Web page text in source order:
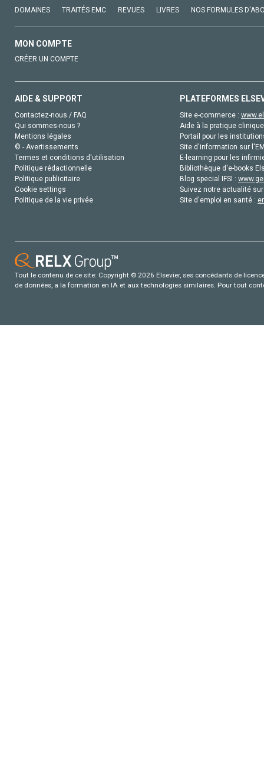
DOMAINES TRAITÉS EMC REVUES LIVRES NOS FORMULES
MON COMPTE
CRÉER UN COMPTE
AIDE & SUPPORT
Contactez-nous / FAQ
Qui sommes-nous ?
Mentions légales
© - Avertissements
Termes et conditions d'utilisation
Politique rédactionnelle
Politique publicitaire
Cookie settings
Politique de la vie privée
PLATEFORMES
Site e-commerce :
Aide à la pratique
Portail pour les
Site d'information sur
E-learning pour les
Bibliothèque d'e-books
Blog special IFSI :
Suivez notre actualité
Site d'emploi en santé :
Tout le contenu de ce site: Copyright © 2026 Elsevier, ses concédants de
de données, a la formation en IA et aux technologies similaires. Pour tout